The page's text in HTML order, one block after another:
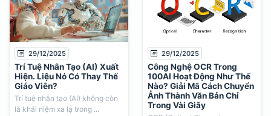
29/12/2025
Trí Tuệ Nhân Tạo (AI) Xuất
Hiện. Liệu Nó Có Thay Thế
Giáo Viên?
Trí tuệ nhân tạo (AI) không còn
là khái niệm xa lạ trong ...
29/12/2025
Công Nghệ OCR Trong
100AI Hoạt Động Như Thế
Nào? Giải Mã Cách Chuyển
Ảnh Thành Văn Bản Chỉ
Trong Vài Giây